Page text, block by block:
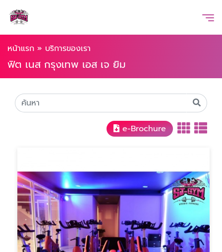
หน้าแรก » บริการของเรา
ฟิต เนส กรุงเทพ เอส เจ ยิม
e-Brochure